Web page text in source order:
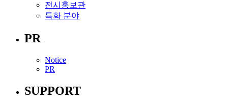
전시홍보관
특화 분야
PR
Notice
PR
SUPPORT